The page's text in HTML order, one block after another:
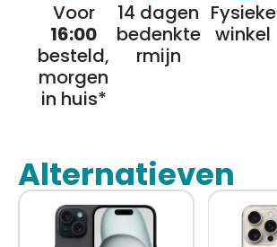
Voor
16:00
besteld,
morgen
in huis*
14 dagen
bedenkte
rmijn
Fysieke
winkel
Alternatieven